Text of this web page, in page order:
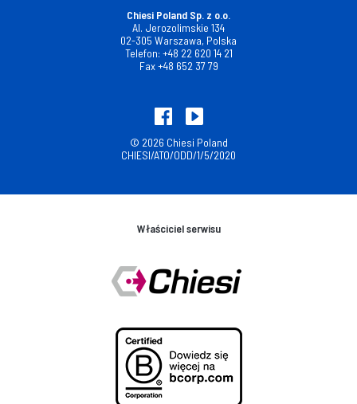
Chiesi Poland Sp. z o.o.
Al. Jerozolimskie 134
02-305 Warszawa, Polska
Telefon: +48 22 620 14 21
Fax+48 652 37 79
© 2026 Chiesi Poland
CHIESI/ATO/ODD/1/5/2020
Właściciel serwisu